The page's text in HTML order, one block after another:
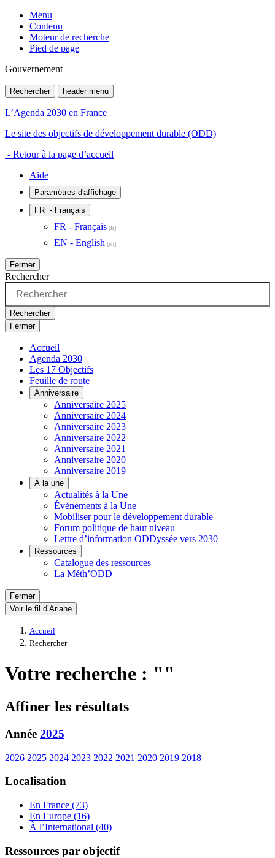
Menu
Contenu
Moteur de recherche
Pied de page
Gouvernement
Rechercher header menu
L’Agenda 2030 en France
Le site des objectifs de développement durable (ODD)
- Retour à la page d’accueil
Aide
Paramètres d'affichage
FR - Français
FR - Français
EN - English
Fermer
Rechercher
Rechercher
Fermer
Accueil
Agenda 2030
Les 17 Objectifs
Feuille de route
Anniversaire
Anniversaire 2025
Anniversaire 2024
Anniversaire 2023
Anniversaire 2022
Anniversaire 2021
Anniversaire 2020
Anniversaire 2019
À la une
Actualités à la Une
Événements à la Une
Mobiliser pour le développement durable
Forum politique de haut niveau
Lettre d’information ODDyssée vers 2030
Ressources
Catalogue des ressources
La Méth’ODD
Fermer
Voir le fil d’Ariane
Accueil
Rechercher
Votre recherche : ""
Affiner les résultats
Année 2025
2026 2025 2024 2023 2022 2021 2020 2019 2018
Localisation
En France (73)
En Europe (16)
À l’International (40)
Ressources par objectif